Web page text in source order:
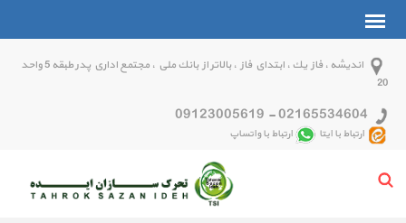
انديشه ، فاز يك ، ابتداي فاز ، بالاتر از بانك ملي ، مجتمع اداري پدر طبقه 5 واحد
20
02165534604
-
09123005619
ارتباط با ایتا ارتباط با واتساپ